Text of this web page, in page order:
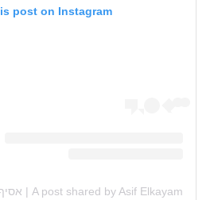
post on Instagram